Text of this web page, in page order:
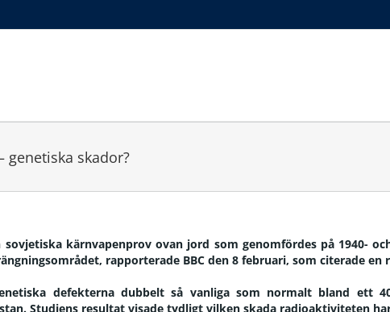
genetiska skador?
kärnvapenprov ovan jord som genomfördes på 1940-
rapporterade BBC den 8 februari, som citerade
defekterna dubbelt så vanliga som normalt bland ett
Studiens resultat visade tydligt vilken skada radioaktiviteten